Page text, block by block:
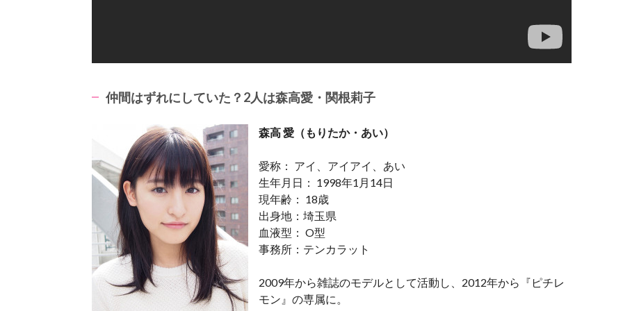
仲間はずれにしていた？2人は森高愛・関根莉子
森高 愛（もりたか・あい）
愛称： アイ、アイアイ、あい
生年月日： 1998年1月14日
現年齢： 18歳
出身地：埼玉県
血液型： O型
事務所：テンカラット
2009年から雑誌のモデルとして活動し、2012年から『ピチレ
モン』の専属に。